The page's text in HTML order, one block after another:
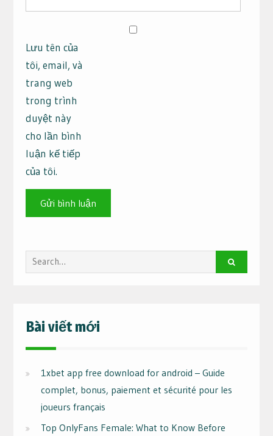
Lưu tên của
tôi, email, và
trang web
trong trình
duyệt này
cho lần bình
luận kế tiếp
của tôi.
Search
for:
Bài viết mới
1xbet app free download for android – Guide
complet, bonus, paiement et sécurité pour les
joueurs français
Top OnlyFans Female: What to Know Before